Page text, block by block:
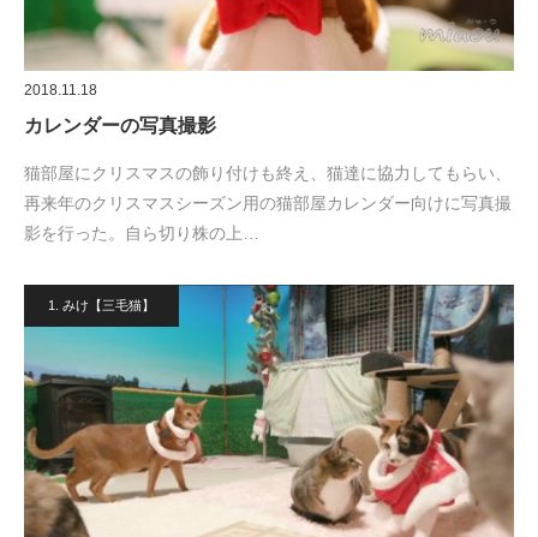
2018.11.18
カレンダーの写真撮影
猫部屋にクリスマスの飾り付けも終え、猫達に協力してもらい、
再来年のクリスマスシーズン用の猫部屋カレンダー向けに写真撮
影を行った。自ら切り株の上…
1. みけ【三毛猫】